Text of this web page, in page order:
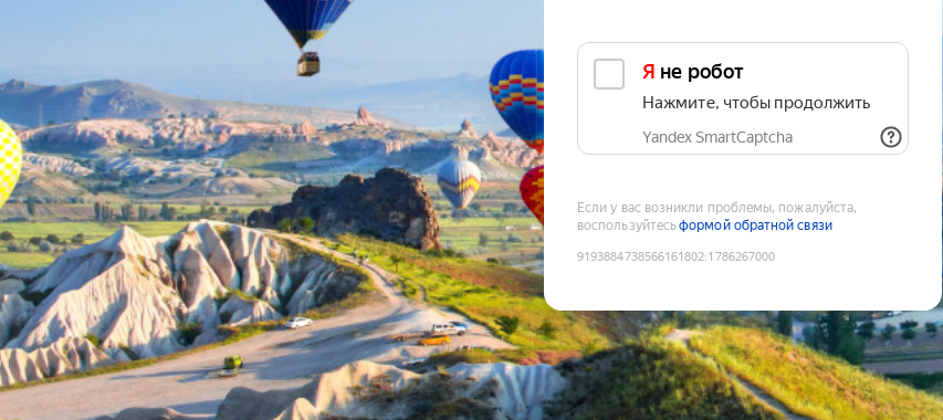
Я не робот
Нажмите, чтобы продолжить
Yandex SmartCaptcha
Если у вас возникли проблемы, пожалуйста,
воспользуйтесьформой обратной связи
9193884738566161802:1786267000